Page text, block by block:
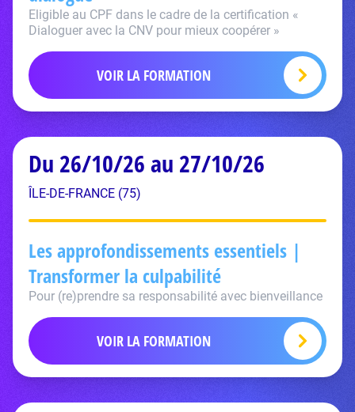
Eligible au CPF dans le cadre de la certification «
Dialoguer avec la CNV pour mieux coopérer »
VOIR LA FORMATION
Du 26/10/26 au 27/10/26
ÎLE-DE-FRANCE (75)
Les approfondissements essentiels |
Transformer la culpabilité
Pour (re)prendre sa responsabilité avec bienveillance
VOIR LA FORMATION